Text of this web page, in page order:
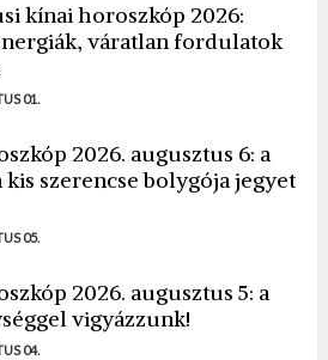
kínai horoszkóp 2026:
váratlan fordulatok
01.
2026. augusztus 6: a
kis szerencse bolygója jegyet
05.
2026. augusztus 5: a
vigyázzunk!
04.